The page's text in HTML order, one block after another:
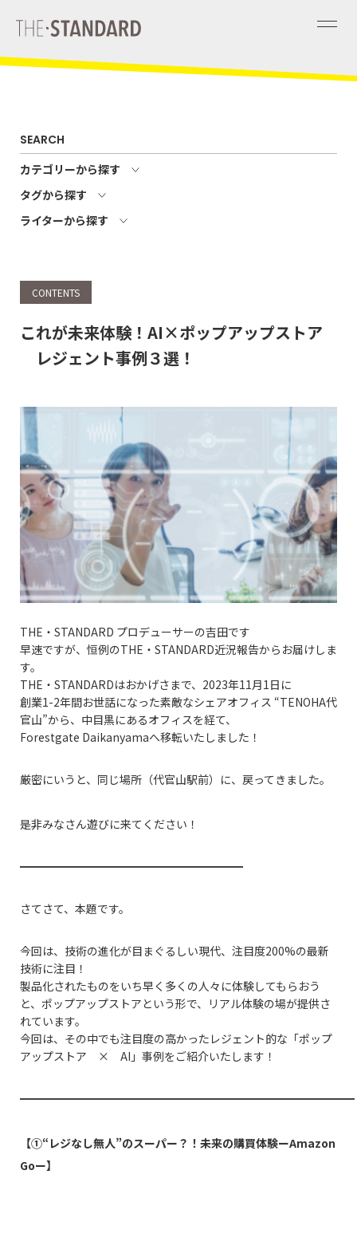
SEARCH
カテゴリーから探す
タグから探す
ライターから探す
CONTENTS
これが未来体験！AI×ポップアップストア
レジェント事例３選！
THE・STANDARD プロデューサーの吉田です
早速ですが、恒例のTHE・STANDARD近況報告からお届けしま
す。
THE・STANDARDはおかげさまで、2023年11月1日に
創業1-2年間お世話になった素敵なシェアオフィス “TENOHA代
官山”から、中目黒にあるオフィスを経て、
Forestgate Daikanyamaへ移転いたしました！
厳密にいうと、同じ場所（代官山駅前）に、戻ってきました。
是非みなさん遊びに来てください！
━━━━━━━━━━━━━━━━━━━━
さてさて、本題です。
今回は、技術の進化が目まぐるしい現代、注目度200%の最新
技術に注目！
製品化されたものをいち早く多くの人々に体験してもらおう
と、ポップアップストアという形で、リアル体験の場が提供さ
れています。
今回は、その中でも注目度の高かったレジェント的な「ポップ
アップストア × AI」事例をご紹介いたします！
━━━━━━━━━━━━━━━━━━━━━━━━━━━━━━
【①“レジなし無人”のスーパー？！未来の購買体験ーAmazon
Goー】